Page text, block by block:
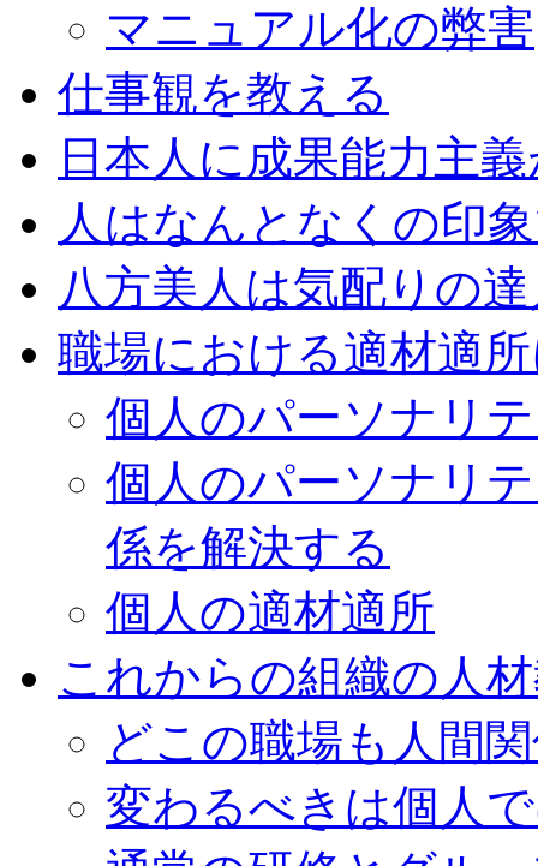
マニュアル化の弊害
仕事観を教える
日本人に成果能力主
人はなんとなくの印
八方美人は気配りの
職場における適材適
個人のパーソナリ
個人のパーソナリ
係を解決する
個人の適材適所
これからの組織の人
どこの職場も人間
変わるべきは個人